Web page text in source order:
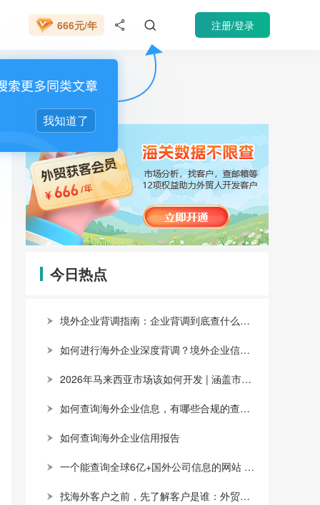
666元/年
 
我知道了
注册/登录
今日热点
境外企业背调指南：企业背调到底查什么？企业注册信息、受益所有人、企业信用评估一次看懂
如何进行海外企业深度背调？境外企业信息查询网站推荐
2026年马来西亚市场该如何开发 | 涵盖市场概况，产品机会及开发渠道
如何查询海外企业信息，有哪些合规的查询渠道？
如何查询海外企业信用报告
一个能查询全球6亿+国外公司信息的网站 | 涵盖注册信息，股权架构，财务情况，信用报告
找海外客户之前，先了解客户是谁：外贸企业如何用全球企业数据提升开发效率